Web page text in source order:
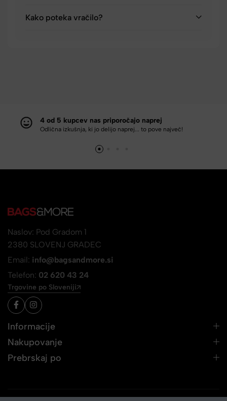
Kako poteka vračilo?
4 od 5 kupcev nas priporočajo naprej
Odlična izkušnja, ki jo delijo naprej... to pove največ!
Naslov: Pod Gradom 1
2380 SLOVENJ GRADEC
Email: info@bagsandmore.si
Telefon: 02 620 43 24
Trgovine po Sloveniji
Informacije
Nakupovanje
Prebrskaj po